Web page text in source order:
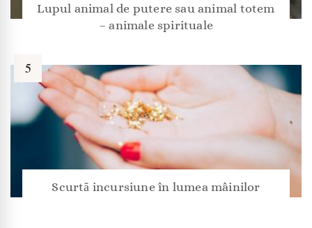
Lupul animal de putere sau animal totem
– animale spirituale
Scurtă incursiune în lumea mâinilor